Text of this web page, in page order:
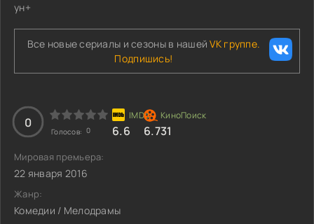
ун+
Все новые сериалы и сезоны в нашейVK группе.
Подпишись!
0
Голосов: 0 6.6 6.731
Мировая премьера:
22 января 2016
Жанр:
Комедии / Мелодрамы